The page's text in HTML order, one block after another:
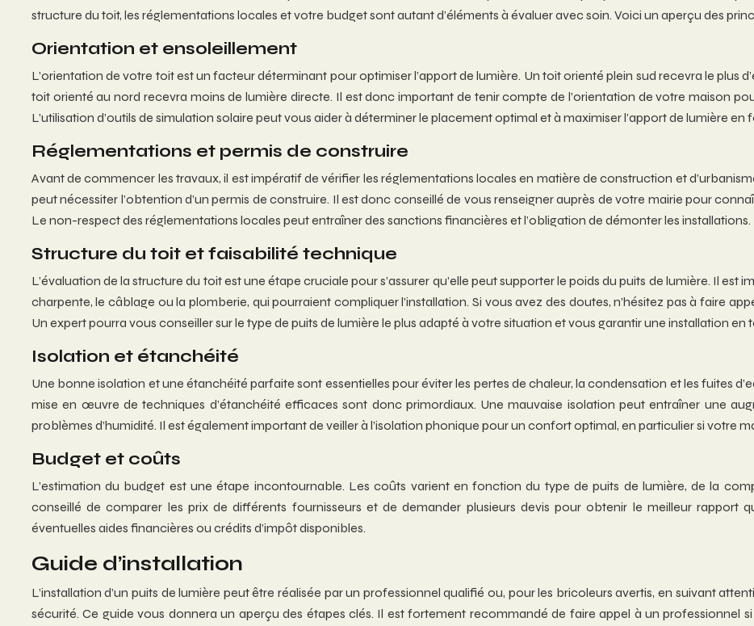
structure du toit, les réglementations locales et votre budget sont autant d’éléments à évaluer avec soin. Voici un aperçu des
Orientation et ensoleillement
L’orientation de votre toit est un facteur déterminant pour optimiser l’apport de lumière. Un toit orienté plein sud recevra le plus
toit orienté au nord recevra moins de lumière directe. Il est donc important de tenir compte de l’orientation de votre maison
L’utilisation d’outils de simulation solaire peut vous aider à déterminer le placement optimal et à maximiser l’apport de lumière
Réglementations et permis de construire
Avant de commencer les travaux, il est impératif de vérifier les réglementations locales en matière de construction et
peut nécessiter l’obtention d’un permis de construire. Il est donc conseillé de vous renseigner auprès de votre mairie pour
Le non-respect des réglementations locales peut entraîner des sanctions financières et l’obligation de démonter les installations.
Structure du toit et faisabilité technique
L’évaluation de la structure du toit est une étape cruciale pour s’assurer qu’elle peut supporter le poids du puits de lumière. Il est
charpente, le câblage ou la plomberie, qui pourraient compliquer l’installation. Si vous avez des doutes, n’hésitez pas à faire
Un expert pourra vous conseiller sur le type de puits de lumière le plus adapté à votre situation et vous garantir une installation en
Isolation et étanchéité
Une bonne isolation et une étanchéité parfaite sont essentielles pour éviter les pertes de chaleur, la condensation et les fuites
mise en œuvre de techniques d’étanchéité efficaces sont donc primordiaux. Une mauvaise isolation peut entraîner une
problèmes d’humidité. Il est également important de veiller à l’isolation phonique pour un confort optimal, en particulier si votre
Budget et coûts
L’estimation du budget est une étape incontournable. Les coûts varient en fonction du type de puits de lumière, de la
conseillé de comparer les prix de différents fournisseurs et de demander plusieurs devis pour obtenir le meilleur rapport
éventuelles aides financières ou crédits d’impôt disponibles.
Guide d’installation
L’installation d’un puits de lumière peut être réalisée par un professionnel qualifié ou, pour les bricoleurs avertis, en suivant
sécurité. Ce guide vous donnera un aperçu des étapes clés. Il est fortement recommandé de faire appel à un professionnel si